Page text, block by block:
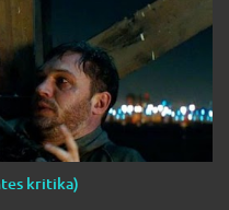
együtt.
próbálkozás a DC
fulladt, és kaszálták
lesz, a megjelenésre
alig néhány hét
darabot. Az eredeti
nem kevés figurát jelent;
melyek átrendezése már
kritika)